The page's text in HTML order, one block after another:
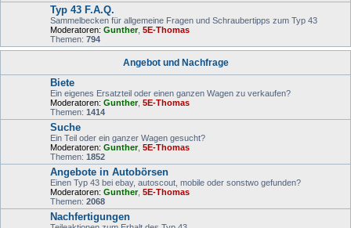
Typ 43 F.A.Q.
Sammelbecken für allgemeine Fragen und Schraubertipps zum Typ 43
Moderatoren: Gunther, 5E-Thomas
Themen: 794
Angebot und Nachfrage
Biete
Ein eigenes Ersatzteil oder einen ganzen Wagen zu verkaufen?
Moderatoren: Gunther, 5E-Thomas
Themen: 1414
Suche
Ein Teil oder ein ganzer Wagen gesucht?
Moderatoren: Gunther, 5E-Thomas
Themen: 1852
Angebote in Autobörsen
Einen Typ 43 bei ebay, autoscout, mobile oder sonstwo gefunden?
Moderatoren: Gunther, 5E-Thomas
Themen: 2068
Nachfertigungen